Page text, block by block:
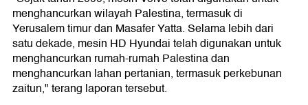
menghancurkan wilayah Palestina, termasuk di
Yerusalem timur dan Masafer Yatta. Selama lebih dari
satu dekade, mesin HD Hyundai telah digunakan untuk
menghancurkan rumah-rumah Palestina dan
menghancurkan lahan pertanian, termasuk perkebunan
zaitun," terang laporan tersebut.